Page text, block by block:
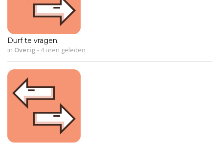
Durf te vragen.
in Overig -4 uren geleden